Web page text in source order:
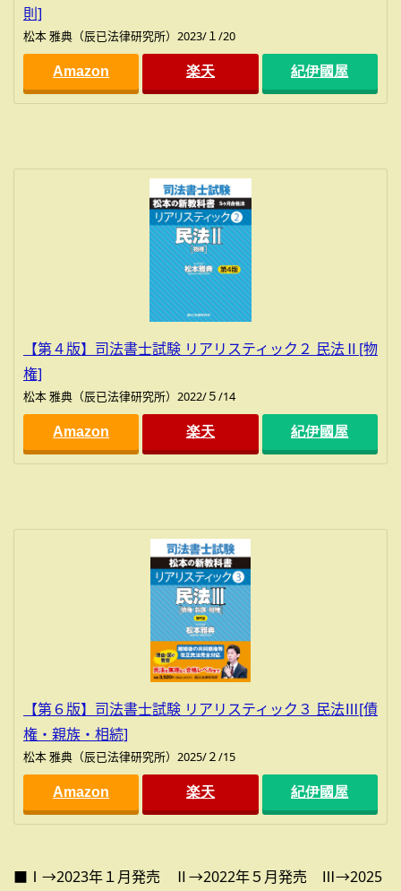
則]
松本 雅典（辰已法律研究所）2023/１/20
Amazon 楽天 紀伊國屋
【第４版】司法書士試験 リアリスティック２ 民法Ⅱ[物
権]
松本 雅典（辰已法律研究所）2022/５/14
Amazon 楽天 紀伊國屋
【第６版】司法書士試験 リアリスティック３ 民法Ⅲ[債
権・親族・相続]
松本 雅典（辰已法律研究所）2025/２/15
Amazon 楽天 紀伊國屋
■Ⅰ→2023年１月発売 Ⅱ→2022年５月発売 Ⅲ→2025